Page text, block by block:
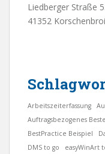
Liedberger Straße
41352
Arbeitszeiterfassung
Auftragsbezogenes
BestPractice Beispiel
DMS to go
easyWinArt